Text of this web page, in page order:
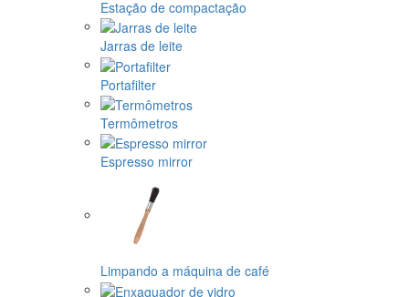
Estação de compactação
Jarras de leite
Portafilter
Termômetros
Espresso mirror
Limpando a máquina de café